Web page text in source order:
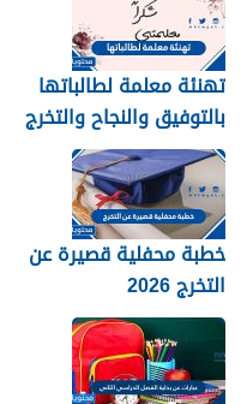
تهنئة معلمة لطالباتها
بالتوفيق والنجاح والتخرج
2026
خطبة محفلية قصيرة عن
التخرج 2026